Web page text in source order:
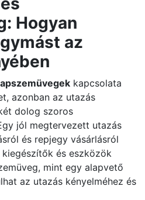
Hogyan
az
kapcsolata
azonban az utazás
dolog szoros
jól megtervezett utazás
és repjegy vásárlásról
és eszközök
mint egy alapvető
az utazás kényelméhez és